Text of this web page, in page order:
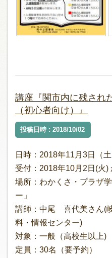
講座『関市内に残され
（初心者向け）』
投稿日時 : 2018/10/02
日時：2018年11月3日（
受付：2018年10月2日(火)
場所：わかくさ・プラザ
ー」
講師：中尾 喜代美さん(
料・情報センター)
対象：一般（高校生以上)
定員：30名（要予約）